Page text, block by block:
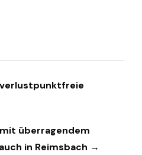
überragendem
in Reimsbach →